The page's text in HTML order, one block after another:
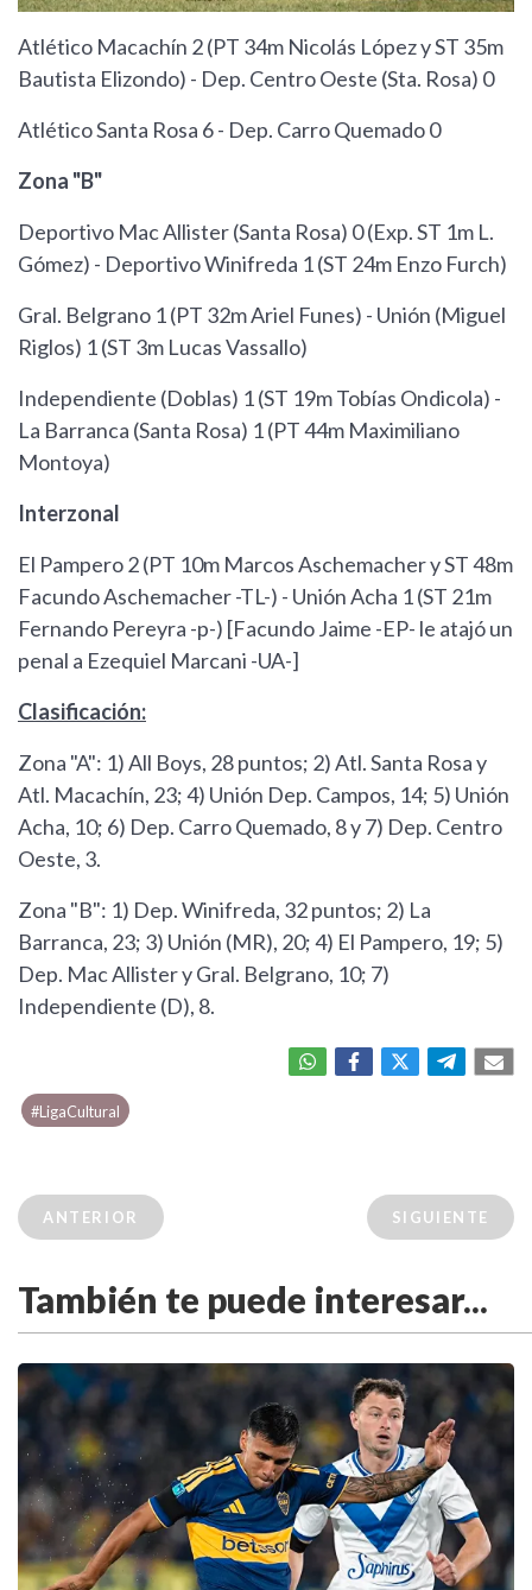
Atlético Macachín 2 (PT 34m Nicolás López y ST 35m
Bautista Elizondo) - Dep. Centro Oeste (Sta. Rosa) 0
Atlético Santa Rosa 6 - Dep. Carro Quemado 0
Zona "B"
Deportivo Mac Allister (Santa Rosa) 0 (Exp. ST 1m L.
Gómez) - Deportivo Winifreda 1 (ST 24m Enzo Furch)
Gral. Belgrano 1 (PT 32m Ariel Funes) - Unión (Miguel
Riglos) 1 (ST 3m Lucas Vassallo)
Independiente (Doblas) 1 (ST 19m Tobías Ondicola) -
La Barranca (Santa Rosa) 1 (PT 44m Maximiliano
Montoya)
Interzonal
El Pampero 2 (PT 10m Marcos Aschemacher y ST 48m
Facundo Aschemacher -TL-) - Unión Acha 1 (ST 21m
Fernando Pereyra -p-) [Facundo Jaime -EP- le atajó un
penal a Ezequiel Marcani -UA-]
Clasificación:
Zona "A": 1) All Boys, 28 puntos; 2) Atl. Santa Rosa y
Atl. Macachín, 23; 4) Unión Dep. Campos, 14; 5) Unión
Acha, 10; 6) Dep. Carro Quemado, 8 y 7) Dep. Centro
Oeste, 3.
Zona "B": 1) Dep. Winifreda, 32 puntos; 2) La
Barranca, 23; 3) Unión (MR), 20; 4) El Pampero, 19; 5)
Dep. Mac Allister y Gral. Belgrano, 10; 7)
Independiente (D), 8.
#LigaCultural
ANTERIOR SIGUIENTE
También te puede interesar...